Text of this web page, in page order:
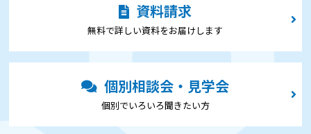
資料請求
無料で詳しい資料をお届けします
個別相談会・見学会
個別でいろいろ聞きたい⽅